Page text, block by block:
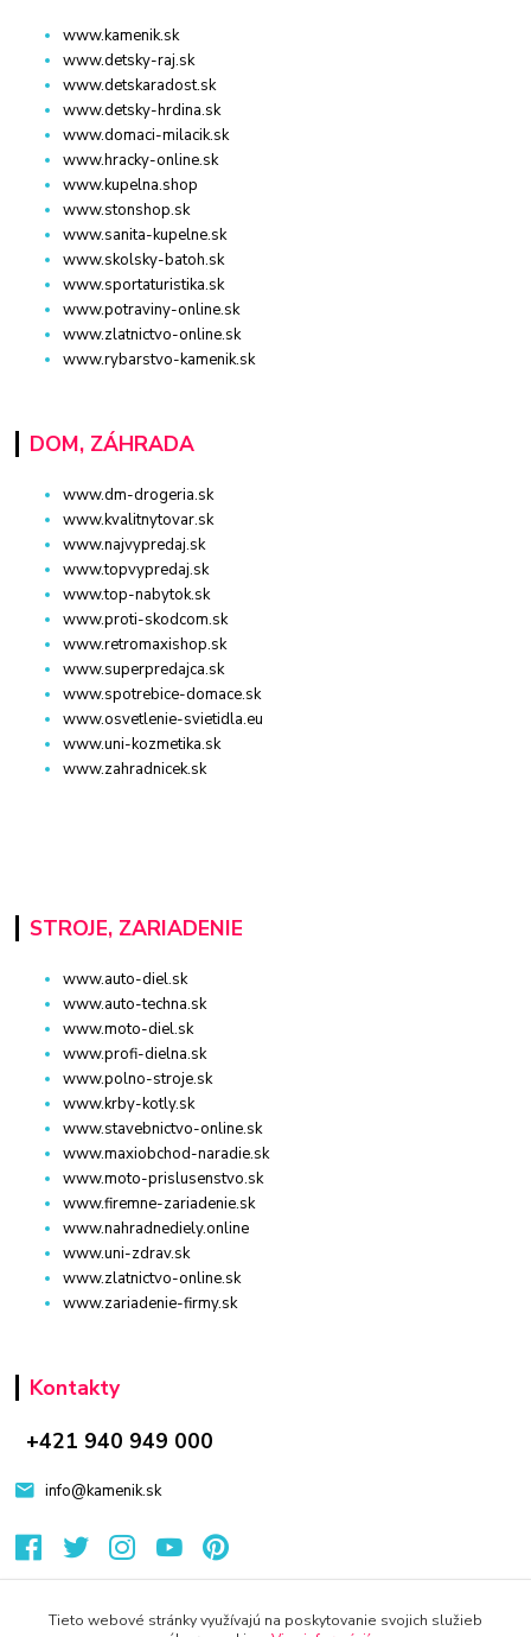
www.kamenik.sk
www.detsky-raj.sk
www.detskaradost.sk
www.detsky-hrdina.sk
www.domaci-milacik.sk
www.hracky-online.sk
www.kupelna.shop
www.stonshop.sk
www.sanita-kupelne.sk
www.skolsky-batoh.sk
www.sportaturistika.sk
www.potraviny-online.sk
www.zlatnictvo-online.sk
www.rybarstvo-kamenik.sk
DOM, ZÁHRADA
www.dm-drogeria.sk
www.kvalitnytovar.sk
www.najvypredaj.sk
www.topvypredaj.sk
www.top-nabytok.sk
www.proti-skodcom.sk
www.retromaxishop.sk
www.superpredajca.sk
www.spotrebice-domace.sk
www.osvetlenie-svietidla.eu
www.uni-kozmetika.sk
www.zahradnicek.sk
STROJE, ZARIADENIE
www.auto-diel.sk
www.auto-techna.sk
www.moto-diel.sk
www.profi-dielna.sk
www.polno-stroje.sk
www.krby-kotly.sk
www.stavebnictvo-online.sk
www.maxiobchod-naradie.sk
www.moto-prislusenstvo.sk
www.firemne-zariadenie.sk
www.nahradnediely.online
www.uni-zdrav.sk
www.zlatnictvo-online.sk
www.zariadenie-firmy.sk
Kontakty
+421 940 949 000
info@kamenik.sk
Tieto webové stránky využívajú na poskytovanie svojich služieb